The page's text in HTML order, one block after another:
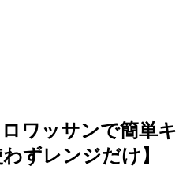
ロワッサンで簡単キ
ずレンジだけ】